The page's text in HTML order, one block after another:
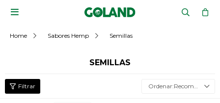

Home Sabores Hemp Semillas
SEMILLAS
Recomendados